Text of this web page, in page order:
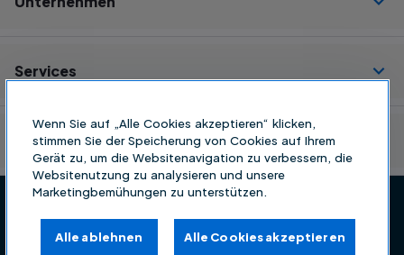
Services
Ressourcen
Datenschutz
AGB
Zahlungsmethoden
Wenn Sie auf „Alle Cookies akzeptieren“ klicken,
stimmen Sie der Speicherung von Cookies auf Ihrem
Gerät zu, um die Websitenavigation zu verbessern, die
Websitenutzung zu analysieren und unsere
Marketingbemühungen zu unterstützen.
Alle ablehnen Alle Cookies akzeptieren